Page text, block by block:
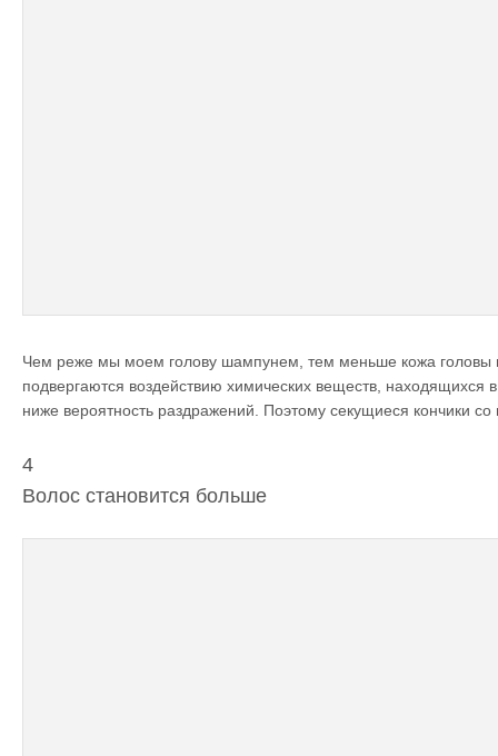
Чем реже мы моем голову шампунем, тем меньше кожа головы
подвергаются воздействию химических веществ, находящихся
ниже вероятность раздражений. Поэтому секущиеся кончики
4
Волос становится больше